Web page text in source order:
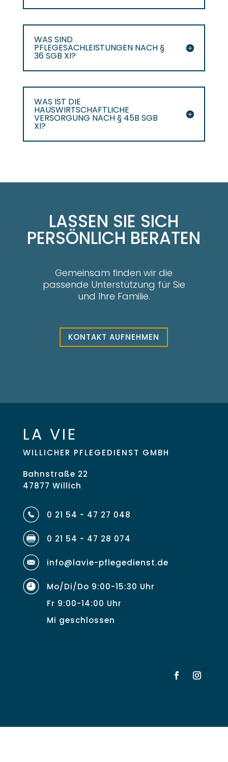
WAS SIND
PFLEGESACHLEISTUNGEN NACH §
36 SGB XI?
WAS IST DIE
HAUSWIRTSCHAFTLICHE
VERSORGUNG NACH § 45B SGB
XI?
LASSEN SIE SICH
PERSÖNLICH BERATEN
Gemeinsam finden wir die
passende Unterstützung für Sie
und Ihre Familie.
KONTAKT AUFNEHMEN
LA VIE
WILLICHER PFLEGEDIENST GMBH
Bahnstraße 22
47877 Willich
0 21 54 - 47 27 048
0 21 54 - 47 28 074
info@lavie-pflegedienst.de
Mo/Di/Do 9:00-15:30 Uhr
Fr 9:00-14:00 Uhr
Mi geschlossen